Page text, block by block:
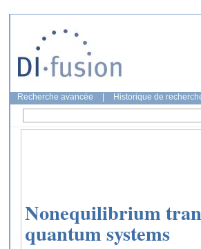
Recherche avancée Historique de
Nonequilibrium
quantum systems